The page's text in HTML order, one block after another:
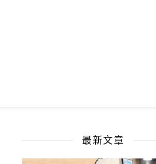
最新文章